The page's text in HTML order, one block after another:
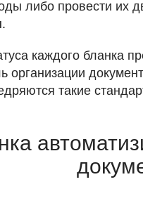
либо провести их
каждого бланка
организации
такие